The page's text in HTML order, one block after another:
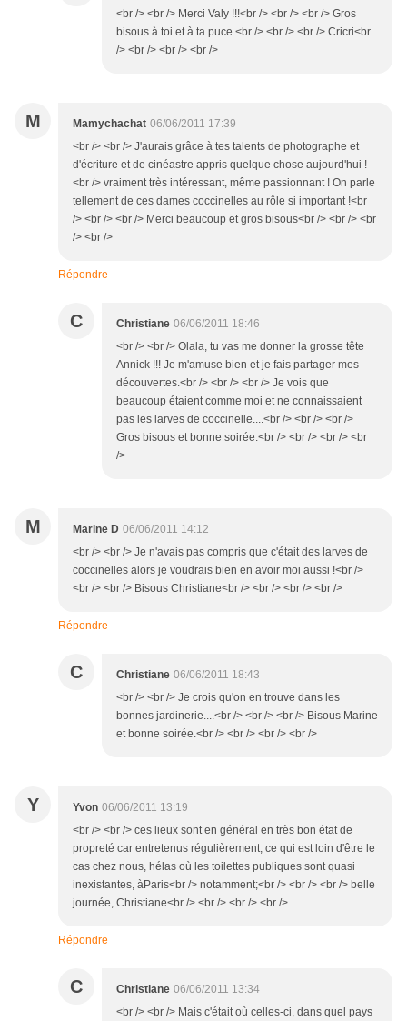
<br /> <br /> Merci Valy !!!<br /> <br /> <br /> Gros
bisous à toi et à ta puce.<br /> <br /> <br /> Cricri<br
/> <br /> <br /> <br />
M Mamychachat 06/06/2011 17:39
<br /> <br /> J'aurais grâce à tes talents de photographe et
d'écriture et de cinéastre appris quelque chose aujourd'hui !
<br /> vraiment très intéressant, même passionnant ! On parle
tellement de ces dames coccinelles au rôle si important !<br
/> <br /> <br /> Merci beaucoup et gros bisous<br /> <br /> <br
/> <br />
Répondre
C Christiane 06/06/2011 18:46
<br /> <br /> Olala, tu vas me donner la grosse tête
Annick !!! Je m'amuse bien et je fais partager mes
découvertes.<br /> <br /> <br /> Je vois que
beaucoup étaient comme moi et ne connaissaient
pas les larves de coccinelle....<br /> <br /> <br />
Gros bisous et bonne soirée.<br /> <br /> <br /> <br
/>
M Marine D 06/06/2011 14:12
<br /> <br /> Je n'avais pas compris que c'était des larves de
coccinelles alors je voudrais bien en avoir moi aussi !<br />
<br /> <br /> Bisous Christiane<br /> <br /> <br /> <br />
Répondre
C Christiane 06/06/2011 18:43
<br /> <br /> Je crois qu'on en trouve dans les
bonnes jardinerie....<br /> <br /> <br /> Bisous Marine
et bonne soirée.<br /> <br /> <br /> <br />
Y Yvon 06/06/2011 13:19
<br /> <br /> ces lieux sont en général en très bon état de
propreté car entretenus régulièrement, ce qui est loin d'être le
cas chez nous, hélas où les toilettes publiques sont quasi
inexistantes, àParis<br /> notamment;<br /> <br /> <br /> belle
journée, Christiane<br /> <br /> <br /> <br />
Répondre
C Christiane 06/06/2011 13:34
<br /> <br /> Mais c'était où celles-ci, dans quel pays